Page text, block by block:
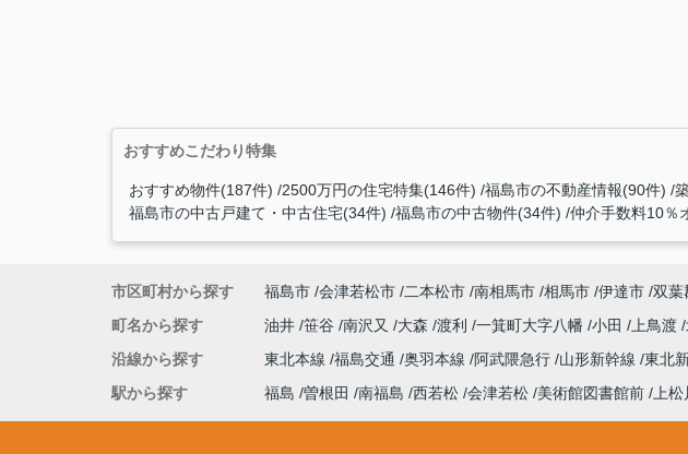
おすすめこだわり特集
おすすめ物件(187件) 2500万円の住宅特集(146件) 福島市の不動産情報(90件)
福島市の中古戸建て・中古住宅(34件) 福島市の中古物件(34件) 仲介手数料10％
市区町村から探す 福島市 会津若松市 二本松市 南相馬市 相馬市 伊達市 双葉
町名から探す
油井 笹谷 南沢又 大森 渡利 一箕町大字八幡 小田 上鳥渡
沿線から探す
東北本線 福島交通 奥羽本線 阿武隈急行 山形新幹線 東北
駅から探す
福島 曽根田 南福島 西若松 会津若松 美術館図書館前 上松